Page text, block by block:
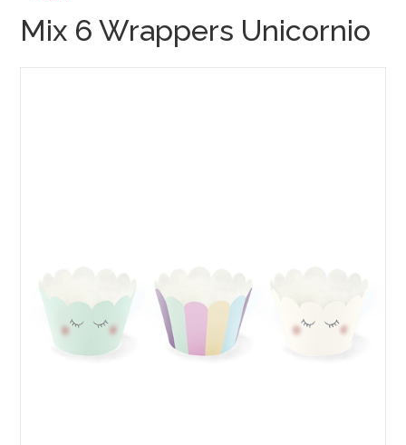
Mix 6 Wrappers Unicornio